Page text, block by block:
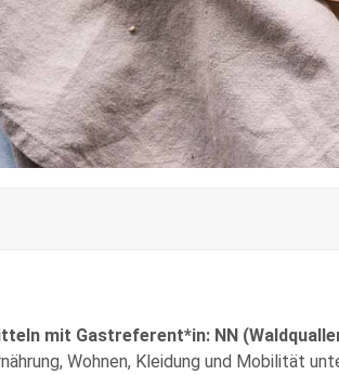
mit Gastreferent*in: NN
Wohnen, Kleidung und Mobilität